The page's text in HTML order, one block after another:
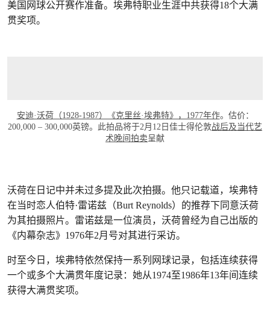
美国网球公开赛作准备。埃弗特职业生涯中共获得18个大满
贯奖项。
安迪·沃荷（1928-1987）《克里丝·埃弗特》，1977年作。估价：
200,000 – 300,000英镑。此拍品将于2月12日佳士得伦敦战后及当代艺
术晚间拍卖呈献
沃荷在日记中并未过多提及此次拍摄。他只记载道，埃弗特
在当时恋人伯特·雷诺兹（Burt Reynolds）的推荐下同意沃荷
为其拍摄照片。雷诺兹是一位演员，沃荷曾经为自己出版的
《内幕杂志》1976年2月号对其进行采访。
时至今日，埃弗特依然保持一系列网球记录，包括连续获得
一个或多个大满贯年度记录：她从1974至1986年13年间连续
获得大满贯奖项。